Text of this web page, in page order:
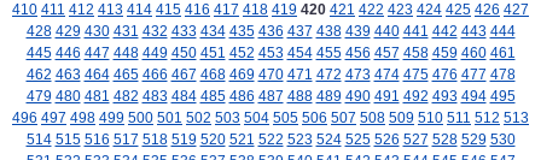
410 411 412 413 414 415 416 417 418 419 420 421 422 423 424 425 426 427
428 429 430 431 432 433 434 435 436 437 438 439 440 441 442 443 444
445 446 447 448 449 450 451 452 453 454 455 456 457 458 459 460 461
462 463 464 465 466 467 468 469 470 471 472 473 474 475 476 477 478
479 480 481 482 483 484 485 486 487 488 489 490 491 492 493 494 495
496 497 498 499 500 501 502 503 504 505 506 507 508 509 510 511 512 513
514 515 516 517 518 519 520 521 522 523 524 525 526 527 528 529 530